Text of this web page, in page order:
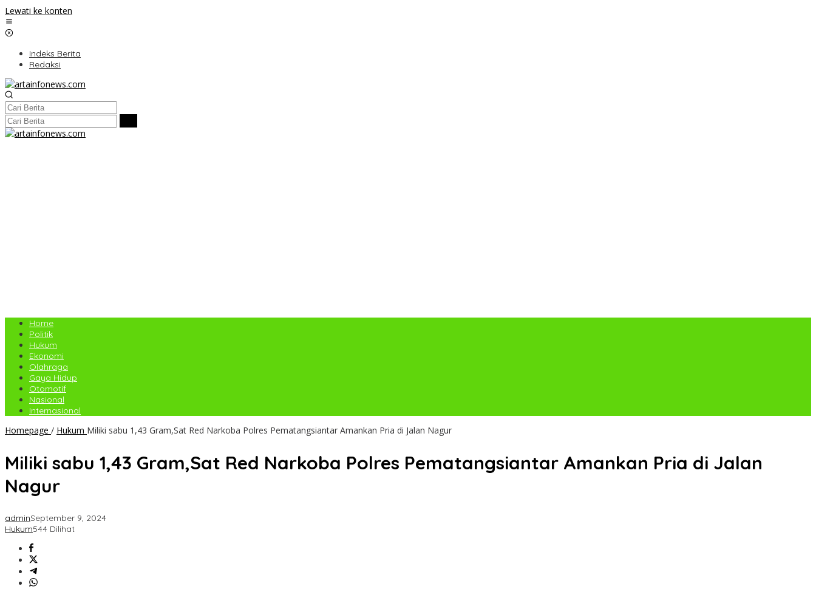
Lewati ke konten
Indeks Berita
Redaksi
Home
Politik
Hukum
Ekonomi
Olahraga
Gaya Hidup
Otomotif
Nasional
Internasional
Homepage / Hukum Miliki sabu 1,43 Gram,Sat Red Narkoba Polres Pematangsiantar Amankan Pria di Jalan Nagur
Miliki sabu 1,43 Gram,Sat Red Narkoba Polres Pematangsiantar Amankan Pria di Jalan
Nagur
adminSeptember 9, 2024
Hukum544 Dilihat